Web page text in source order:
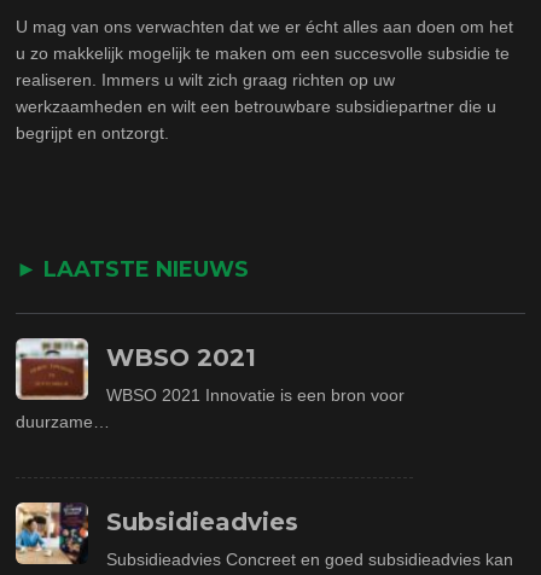
U mag van ons verwachten dat we er écht alles aan doen om het
u zo makkelijk mogelijk te maken om een succesvolle subsidie te
realiseren. Immers u wilt zich graag richten op uw
werkzaamheden en wilt een betrouwbare subsidiepartner die u
begrijpt en ontzorgt.
► LAATSTE NIEUWS
WBSO 2021
WBSO 2021 Innovatie is een bron voor
duurzame…
Subsidieadvies
Subsidieadvies Concreet en goed subsidieadvies kan